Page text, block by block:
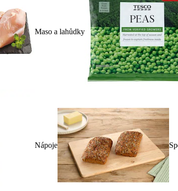
Maso a lahůdky
Nápoje